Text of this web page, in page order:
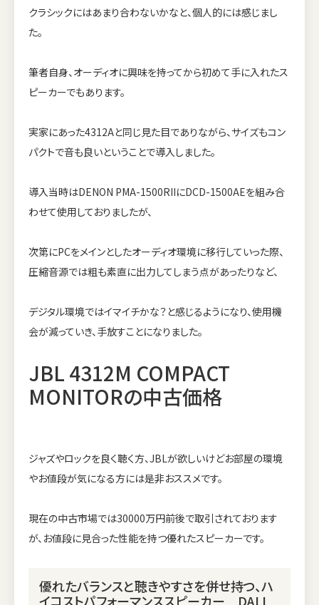
クラシックにはあまり合わないかなと、個人的には感じまし
た。
筆者自身、オーディオに興味を持ってから初めて手に入れたス
ピーカーでもあります。
実家にあった4312Aと同じ見た目でありながら、サイズもコン
パクトで音も良いということで導入しました。
導入当時はDENON PMA-1500RIIにDCD-1500AEを組み合
わせて使用しておりましたが、
次第にPCをメインとしたオーディオ環境に移行していった際、
圧縮音源では粗も素直に出力してしまう点があったりなど、
デジタル環境ではイマイチかな？と感じるようになり、使用機
会が減っていき、手放すことになりました。
JBL 4312M COMPACT
MONITORの中古価格
ジャズやロックを良く聴く方、JBLが欲しいけどお部屋の環境
やお値段が気になる方には是非おススメです。
現在の中古市場では30000万円前後で取引されております
が、お値段に見合った性能を持つ優れたスピーカーです。
優れたバランスと聴きやすさを併せ持つ、ハ
イコストパフォーマンススピーカー DALI